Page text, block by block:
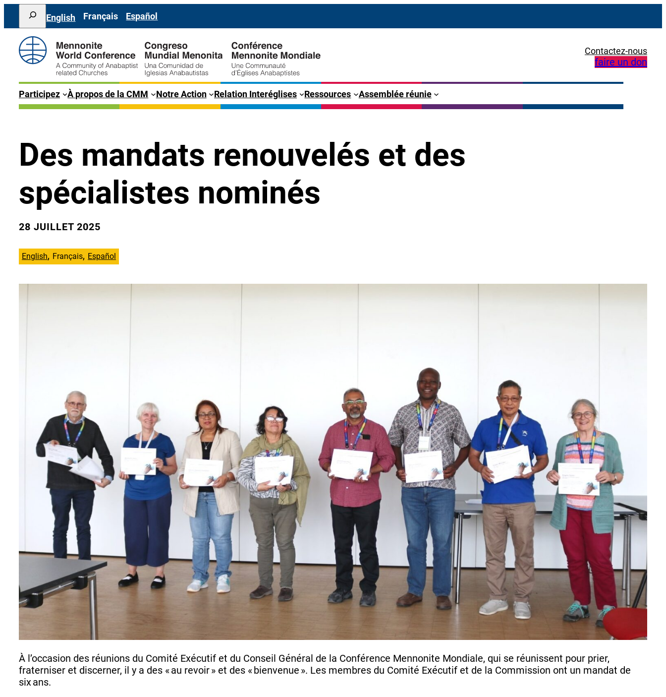
Aller
contenu
Search
English Français Español
Contactez-nous
faire un don
Participez À propos de la CMM Notre Action Relation Interéglises Ressources Assemblée réunie
Des mandats renouvelés et des
spécialistes nominés
28 JUILLET 2025
English Français Español
À l’occasion des réunions du Comité Exécutif et du Conseil Général de la Conférence Mennonite Mondiale, qui se réunissent pour prier,
fraterniser et discerner, il y a des « au revoir » et des « bienvenue ». Les membres du Comité Exécutif et de la Commission ont un mandat de
six ans.